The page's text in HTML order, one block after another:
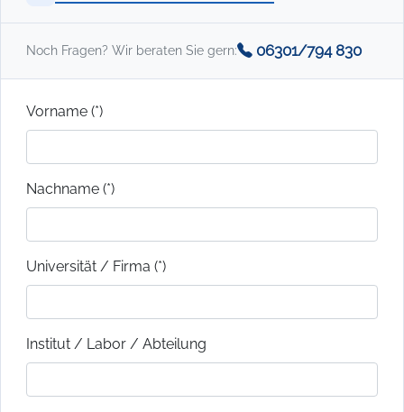
Noch Fragen? Wir beraten Sie gern: 06301/794 830
Vorname (*)
Nachname (*)
Universität / Firma (*)
Institut / Labor / Abteilung